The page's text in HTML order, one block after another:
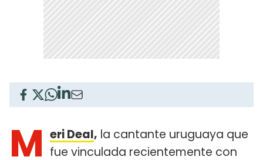
M eri Deal, la cantante uruguaya que
fue vinculada recientemente con